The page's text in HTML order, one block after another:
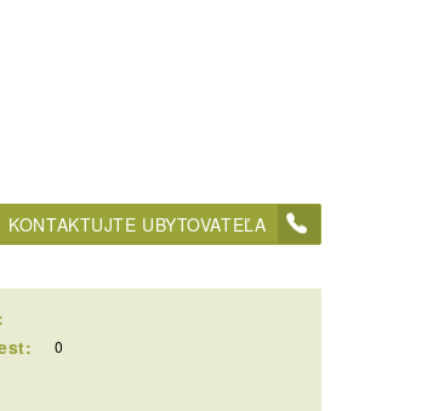
KONTAKTUJTE UBYTOVATEĽA
0